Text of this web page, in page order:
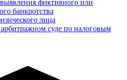
фиктивного или
банкротства
лица
суде по налоговым